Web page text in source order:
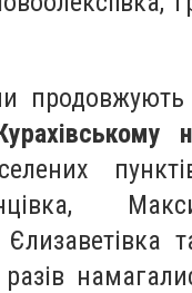
продовжують
Єлизаветівка